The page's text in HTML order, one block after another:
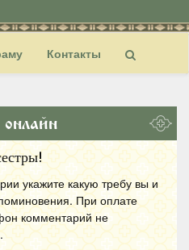
Контакты
укажите какую требу вы и
При оплате
комментарий не